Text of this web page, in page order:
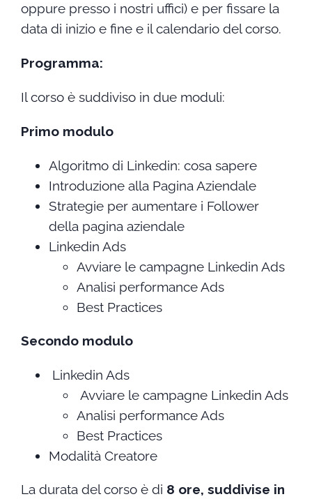
oppure presso i nostri uffici) e per fissare la
data di inizio e fine e il calendario del corso.
Programma:
Il corso è suddiviso in due moduli:
Primo modulo
Algoritmo di Linkedin: cosa sapere
Introduzione alla Pagina Aziendale
Strategie per aumentare i Follower
della pagina aziendale
Linkedin Ads
Avviare le campagne Linkedin Ads
Analisi performance Ads
Best Practices
Secondo modulo
Linkedin Ads
Avviare le campagne Linkedin Ads
Analisi performance Ads
Best Practices
Modalità Creatore
La durata del corso è di 8 ore, suddivise in